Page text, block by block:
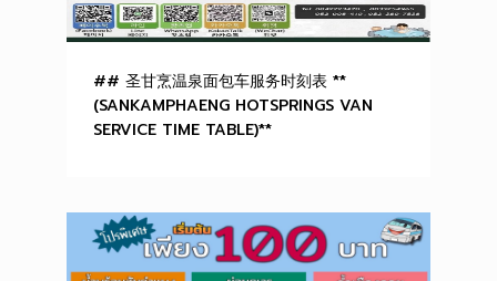
## 圣甘烹温泉面包车服务时刻表 **
(SANKAMPHAENG HOTSPRINGS VAN
SERVICE TIME TABLE)**